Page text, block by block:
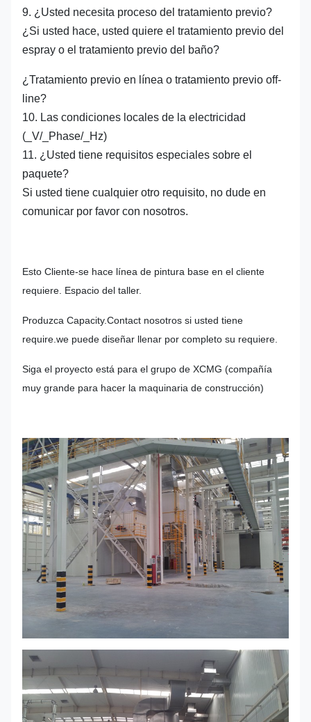
9. ¿Usted necesita proceso del tratamiento previo?
¿Si usted hace, usted quiere el tratamiento previo del
espray o el tratamiento previo del baño?
¿Tratamiento previo en línea o tratamiento previo off-
line?
10. Las condiciones locales de la electricidad
(_V/_Phase/_Hz)
11. ¿Usted tiene requisitos especiales sobre el
paquete?
Si usted tiene cualquier otro requisito, no dude en
comunicar por favor con nosotros.
Esto Cliente-se hace línea de pintura base en el cliente
requiere. Espacio del taller.
Produzca Capacity.Contact nosotros si usted tiene
require.we puede diseñar llenar por completo su requiere.
Siga el proyecto está para el grupo de XCMG (compañía
muy grande para hacer la maquinaria de construcción)